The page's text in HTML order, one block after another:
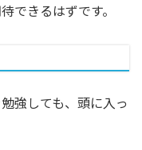
できるはずです。
強しても、頭に入っ